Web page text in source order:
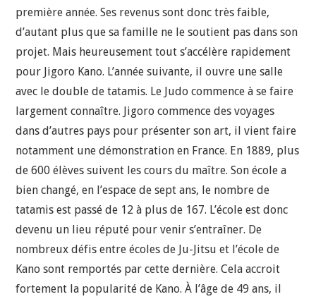
première année. Ses revenus sont donc très faible,
d’autant plus que sa famille ne le soutient pas dans son
projet. Mais heureusement tout s’accélère rapidement
pour Jigoro Kano. L’année suivante, il ouvre une salle
avec le double de tatamis. Le Judo commence à se faire
largement connaître. Jigoro commence des voyages
dans d’autres pays pour présenter son art, il vient faire
notamment une démonstration en France. En 1889, plus
de 600 élèves suivent les cours du maître. Son école a
bien changé, en l’espace de sept ans, le nombre de
tatamis est passé de 12 à plus de 167. L’école est donc
devenu un lieu réputé pour venir s’entraîner. De
nombreux défis entre écoles de Ju-Jitsu et l’école de
Kano sont remportés par cette dernière. Cela accroit
fortement la popularité de Kano. À l’âge de 49 ans, il